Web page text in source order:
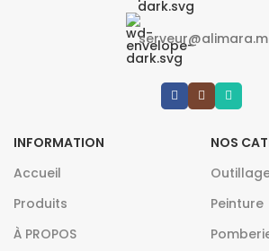
INFORMATION
Accueil
Produits
À PROPOS
NOS
Peinture